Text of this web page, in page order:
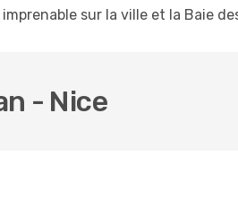
sur la ville et la Baie
- Nice